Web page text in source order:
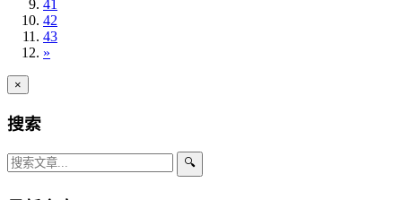
41
42
43
»
×
搜索
🔍